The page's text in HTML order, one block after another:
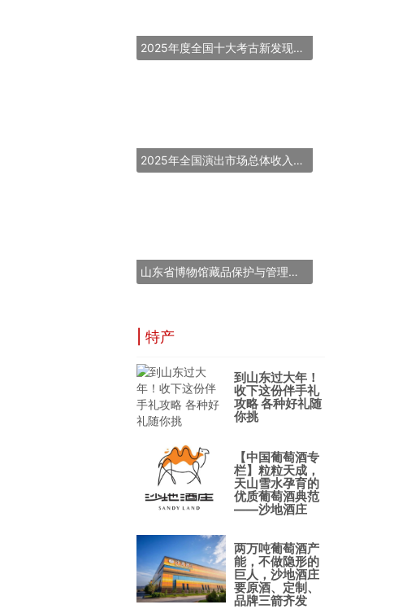
2025年度全国十大考古新发现揭晓
2025年全国演出市场总体收入超837亿元
山东省博物馆藏品保护与管理能力提升培训班在青岛举办
| 特产
到山东过大年！
收下这份伴手礼
攻略 各种好礼随
你挑
【中国葡萄酒专
栏】粒粒天成，
天山雪水孕育的
优质葡萄酒典范
——沙地酒庄
两万吨葡萄酒产
能，不做隐形的
巨人，沙地酒庄
要原酒、定制、
品牌三箭齐发